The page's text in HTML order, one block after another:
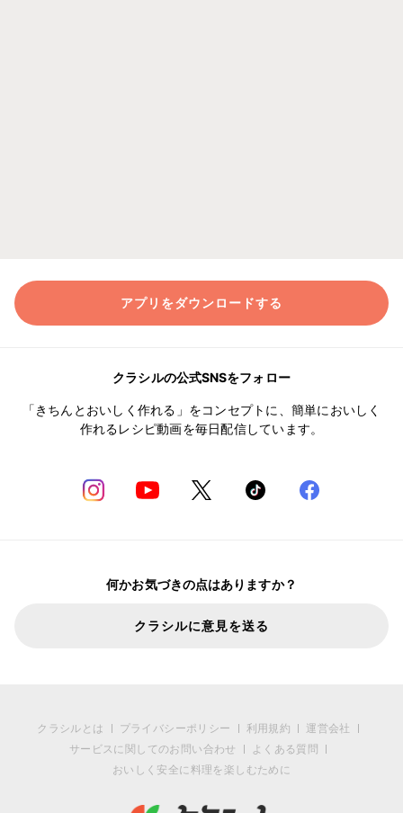
アプリをダウンロードする
クラシルの公式SNSをフォロー
「きちんとおいしく作れる」をコンセプトに、簡単においしく
作れるレシピ動画を毎日配信しています。
何かお気づきの点はありますか？
クラシルに意見を送る
クラシルとは プライバシーポリシー 利用規約
運営会社
サービスに関してのお問い合わせ
よくある質問
おいしく安全に料理を楽しむために